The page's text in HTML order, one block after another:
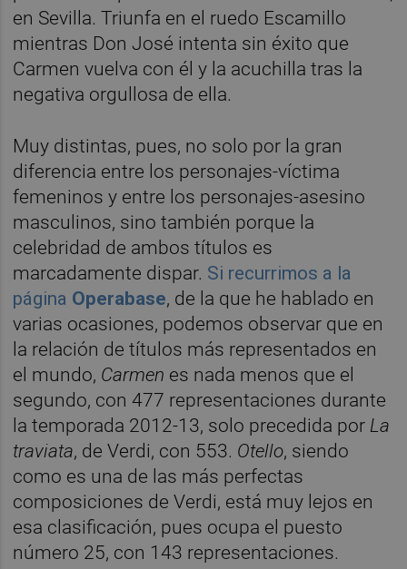
en Sevilla. Triunfa en el ruedo Escamillo
mientras Don José intenta sin éxito que
Carmen vuelva con él y la acuchilla tras la
negativa orgullosa de ella.
Muy distintas, pues, no solo por la gran
diferencia entre los personajes-víctima
femeninos y entre los personajes-asesino
masculinos, sino también porque la
celebridad de ambos títulos es
marcadamente dispar. Si recurrimos a la
página Operabase, de la que he hablado en
varias ocasiones, podemos observar que en
la relación de títulos más representados en
el mundo, Carmen es nada menos que el
segundo, con 477 representaciones durante
la temporada 2012-13, solo precedida por La
traviata, de Verdi, con 553. Otello, siendo
como es una de las más perfectas
composiciones de Verdi, está muy lejos en
esa clasificación, pues ocupa el puesto
número 25, con 143 representaciones.